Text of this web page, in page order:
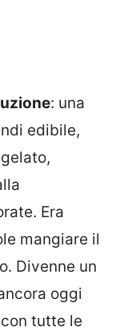
: una
edibile,
Era
mangiare il
Divenne un
oggi
tutte le